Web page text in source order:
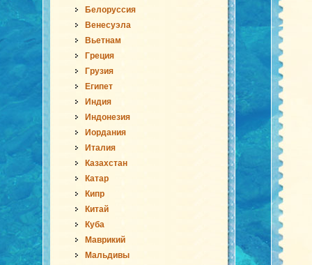
Белоруссия
Венесуэла
Вьетнам
Греция
Грузия
Египет
Индия
Индонезия
Иордания
Италия
Казахстан
Катар
Кипр
Китай
Куба
Маврикий
Мальдивы